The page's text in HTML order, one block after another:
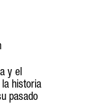
y el
la historia
pasado